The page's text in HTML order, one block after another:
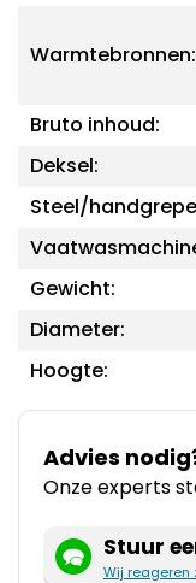
Warmtebronnen:
Bruto inhoud:
Deksel:
Steel/
Gewicht:
Diameter:
Hoogte:
Advies
Onze experts
Stuur
Wij reageren